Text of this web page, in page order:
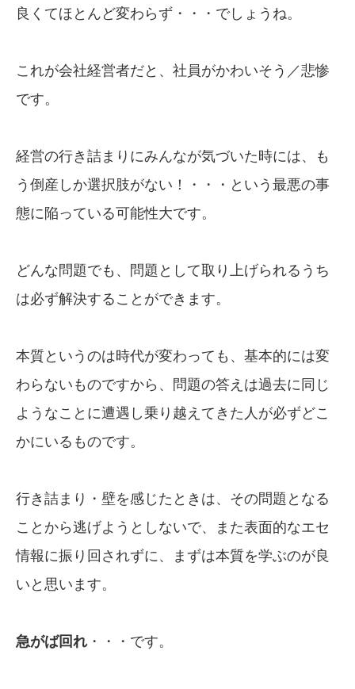
良くてほとんど変わらず・・・でしょうね。
これが会社経営者だと、社員がかわいそう／悲惨
です。
経営の行き詰まりにみんなが気づいた時には、も
う倒産しか選択肢がない！・・・という最悪の事
態に陥っている可能性大です。
どんな問題でも、問題として取り上げられるうち
は必ず解決することができます。
本質というのは時代が変わっても、基本的には変
わらないものですから、問題の答えは過去に同じ
ようなことに遭遇し乗り越えてきた人が必ずどこ
かにいるものです。
行き詰まり・壁を感じたときは、その問題となる
ことから逃げようとしないで、また表面的なエセ
情報に振り回されずに、まずは本質を学ぶのが良
いと思います。
急がば回れ ・・・です。